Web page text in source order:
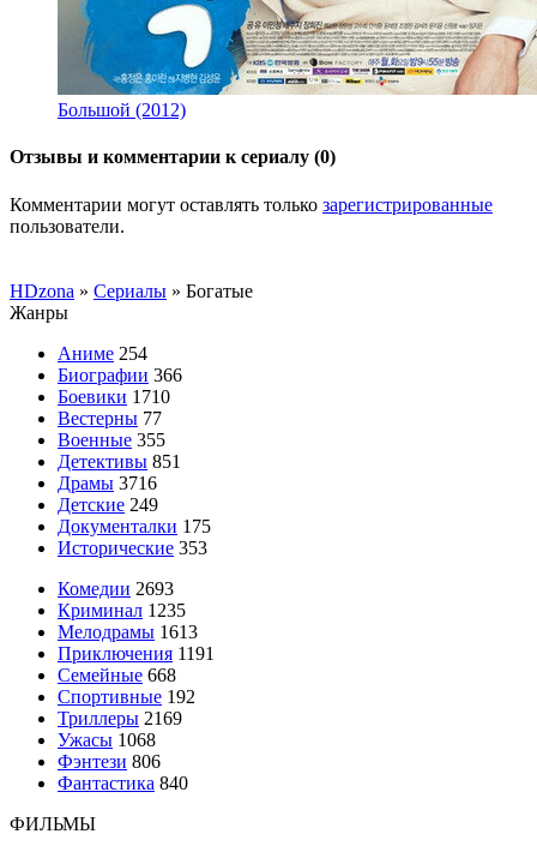
Большой (2012)
Отзывы и комментарии к сериалу (0)
Комментарии могут оставлять только зарегистрированные
пользователи.
HDzona » Сериалы » Богатые
Жанры
Аниме 254
Биографии 366
Боевики 1710
Вестерны 77
Военные 355
Детективы 851
Драмы 3716
Детские 249
Документалки 175
Исторические 353
Комедии 2693
Криминал 1235
Мелодрамы 1613
Приключения 1191
Семейные 668
Спортивные 192
Триллеры 2169
Ужасы 1068
Фэнтези 806
Фантастика 840
ФИЛЬМЫ